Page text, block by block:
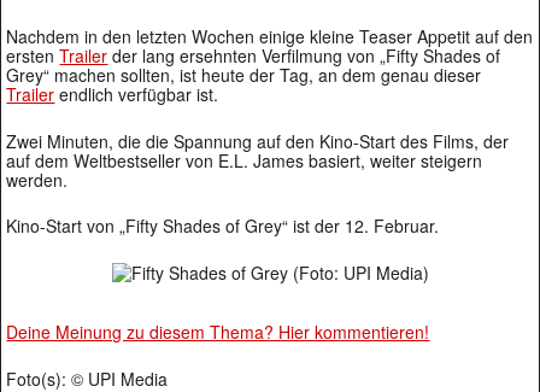
Nachdem in den letzten Wochen einige kleine Teaser Appetit auf den
erstenTrailer der lang ersehnten Verfilmung von „Fifty Shades of
Grey“ machen sollten, ist heute der Tag, an dem genau dieser
Trailer endlich verfügbar ist.
Zwei Minuten, die die Spannung auf den Kino-Start des Films, der
auf dem Weltbestseller von E.L. James basiert, weiter steigern
werden.
Kino-Start von „Fifty Shades of Grey“ ist der 12. Februar.
Deine Meinung zu diesem Thema? Hier kommentieren!
Foto(s): © UPI Media